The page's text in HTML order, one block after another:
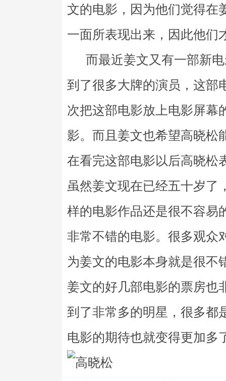
文的电影，因为他们觉得在
一面所表现出来，因此他们
而最近姜文又有一部新电
到了很多大牌的演员，这部
次把这部电影放上电影屏幕
影。而且姜文也希望高晓松
在看完这部电影以后高晓松
虽然姜文现在已经五十岁了
样的电影作品还是很不容易
非常不错的电影。很多观众
为姜文的电影本身就是很不
姜文的好几部电影的票房也
到了非常多的明星，很多都
电影的期待也就变得更加多